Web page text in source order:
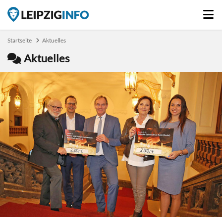
Startseite Aktuelles
Aktuelles